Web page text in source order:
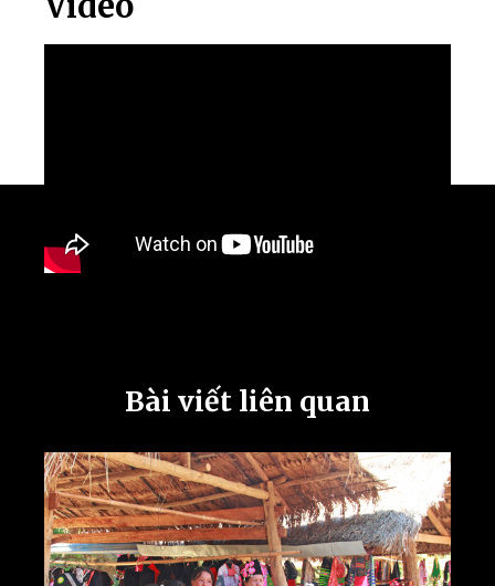
Bài viết liên quan